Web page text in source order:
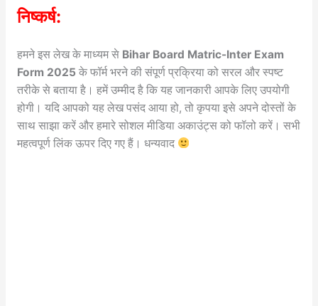
निष्कर्ष:
हमने इस लेख के माध्यम से Bihar Board Matric-Inter Exam
Form 2025 के फॉर्म भरने की संपूर्ण प्रक्रिया को सरल और स्पष्ट
तरीके से बताया है। हमें उम्मीद है कि यह जानकारी आपके लिए उपयोगी
होगी। यदि आपको यह लेख पसंद आया हो, तो कृपया इसे अपने दोस्तों के
साथ साझा करें और हमारे सोशल मीडिया अकाउंट्स को फॉलो करें। सभी
महत्वपूर्ण लिंक ऊपर दिए गए हैं। धन्यवाद